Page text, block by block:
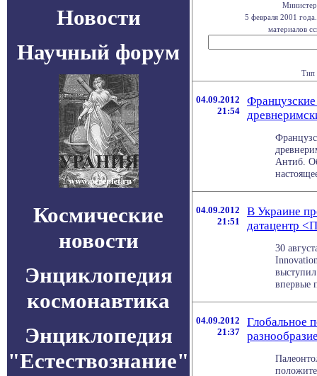
Новости
Научный форум
Космические
новости
Энциклопедия
космонавтика
Энциклопедия
"Естествознание"
5 февраля 2001
материалов
Тип
04.09.2012
21:54
Антиб.
04.09.2012
21:51
В Украине
датацентр
30
впервые
04.09.2012
21:37
Глобальное